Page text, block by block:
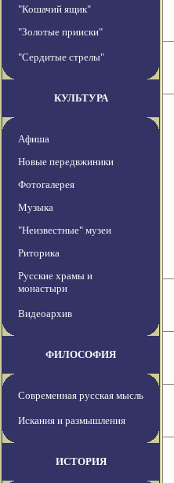
"Кошачий ящик"
"Золотые прииски"
"Сердитые стрелы"
КУЛЬТУРА
Афиша
Новые передвжиники
Фотогалерея
Музыка
"Неизвестные" музеи
Риторика
Русские храмы и
монастыри
Видеоархив
ФИЛОСОФИЯ
Современная русская мысль
Искания и размышления
ИСТОРИЯ